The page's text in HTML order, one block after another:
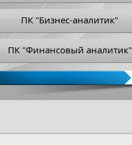
ПК "Бизнес-аналитик"
ПК "Финансовый аналитик"